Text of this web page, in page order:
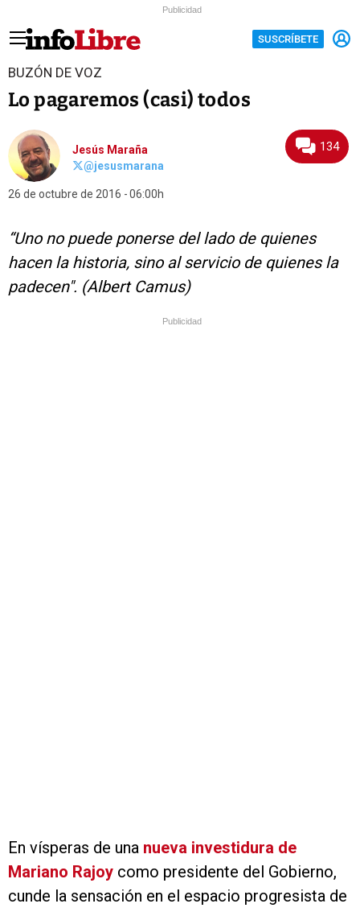
Publicidad
SUSCRÍBETE
BUZÓN DE VOZ
Lo pagaremos (casi) todos
Jesús Maraña
@jesusmarana
26 de octubre de 2016 06:00h
134
“Uno no puede ponerse del lado de quienes
hacen la historia, sino al servicio de quienes la
padecen". (Albert Camus)
Publicidad
En vísperas de una nueva investidura de
Mariano Rajoy como presidente del Gobierno,
cunde la sensación en el espacio progresista de